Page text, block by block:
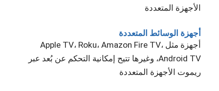
الأجهزة المتعددة
أجهزة الوسائط المتعددة
أجهزة مثل Apple TV، Roku، Amazon Fire TV،
Android TV، وغيرها تتيح إمكانية التحكم عن بُعد عبر
ريموت الأجهزة المتعددة